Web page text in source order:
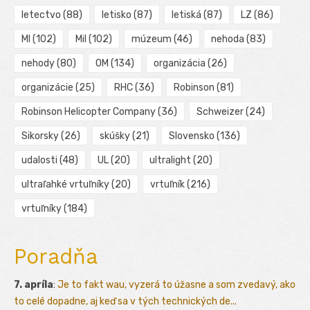
letectvo (88) letisko (87) letiská (87) LZ (86)
MI (102) Mil (102) múzeum (46) nehoda (83)
nehody(80) OM (134) organizácia (26)
organizácie (25) RHC(36) Robinson (81)
Robinson Helicopter Company(36) Schweizer(24)
Sikorsky(26) skúšky(21) Slovensko (136)
udalosti (48) UL(20) ultralight (20)
ultraľahké vrtuľníky(20) vrtuľník(216)
vrtuľníky(184)
Poradňa
7. apríla: Je to fakt wau, vyzerá to úžasne a som zvedavý, ako
to celé dopadne, aj keď sa v tých technických de...